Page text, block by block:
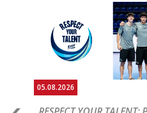
05.08.2026